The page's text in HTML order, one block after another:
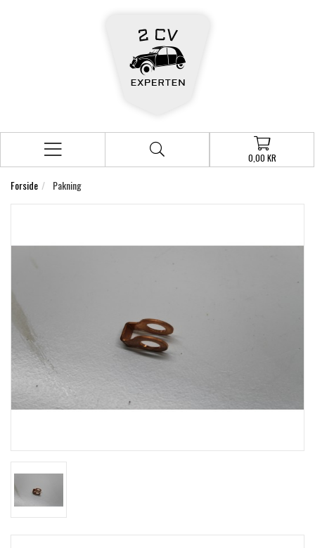
0,00 KR
Forside Pakning